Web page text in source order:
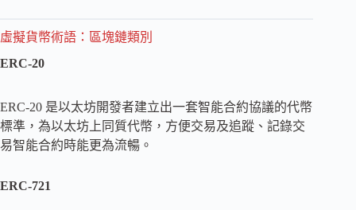
虛擬貨幣術語： 區塊鏈類別
ERC-20
ERC-20 是以太坊開發者建立出一套智能合約協議的代幣
標準，為以太坊上同質代幣，方便交易及追蹤、記錄交
易智能合約時能更為流暢。
ERC-721